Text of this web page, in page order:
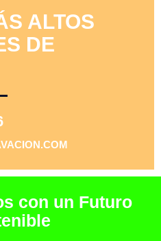
ALTOS
DE
con un Futuro